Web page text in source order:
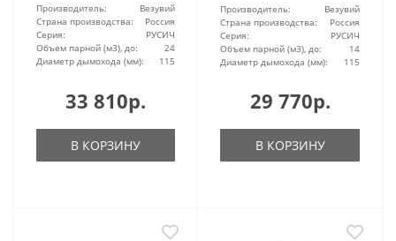
Производитель:
Везувий
Страна производства:
Россия
Серия:
РУСИЧ
Объем парной (м3), до:
24
Диаметр дымохода (мм):
115
33 810р.
В КОРЗИНУ
Производитель:
Везувий
Страна производства:
Россия
Серия:
РУСИЧ
Объем парной (м3), до:
14
Диаметр дымохода (мм):
115
29 770р.
В КОРЗИНУ